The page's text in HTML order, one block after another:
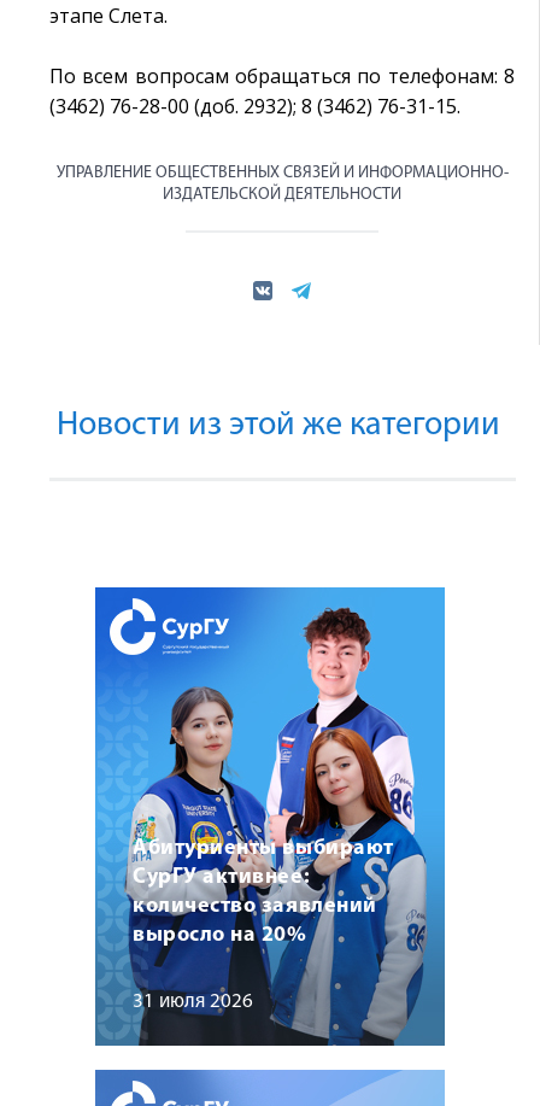
этапе Слета.
По всем вопросам обращаться по телефонам: 8
(3462) 76-28-00 (доб. 2932); 8 (3462) 76-31-15.
УПРАВЛЕНИЕ ОБЩЕСТВЕННЫХ СВЯЗЕЙ И ИНФОРМАЦИОННО-
ИЗДАТЕЛЬСКОЙ ДЕЯТЕЛЬНОСТИ
Новости из этой же категории
Абитуриенты выбирают
СурГУ активнее:
количество заявлений
выросло на 20%
31 июля 2026